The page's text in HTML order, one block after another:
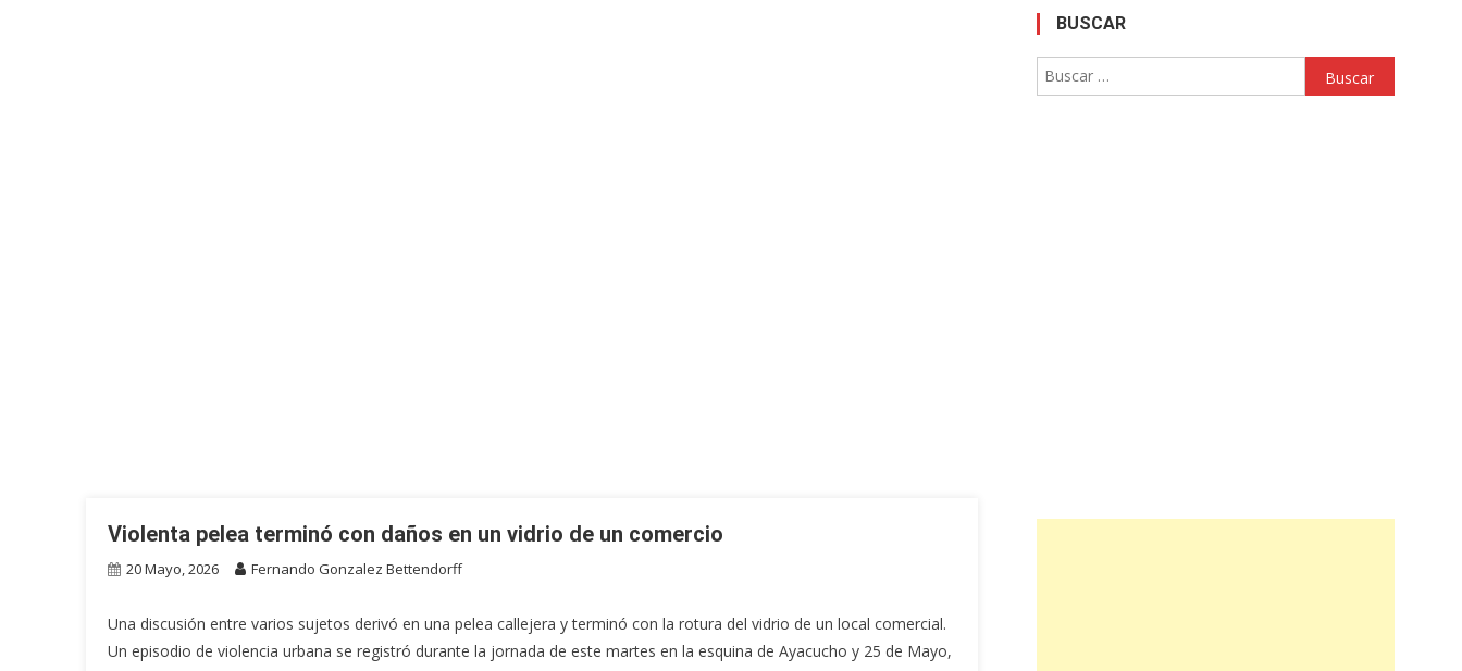
Violenta pelea terminó con daños en un vidrio de un comercio
20 Mayo, 2026 Fernando Gonzalez Bettendorff
Una discusión entre varios sujetos derivó en una pelea callejera y terminó con la rotura del vidrio de un local comercial.
Un episodio de violencia urbana se registró durante la jornada de este martes en la esquina de Ayacucho y 25 de Mayo,
BUSCAR
Buscar: